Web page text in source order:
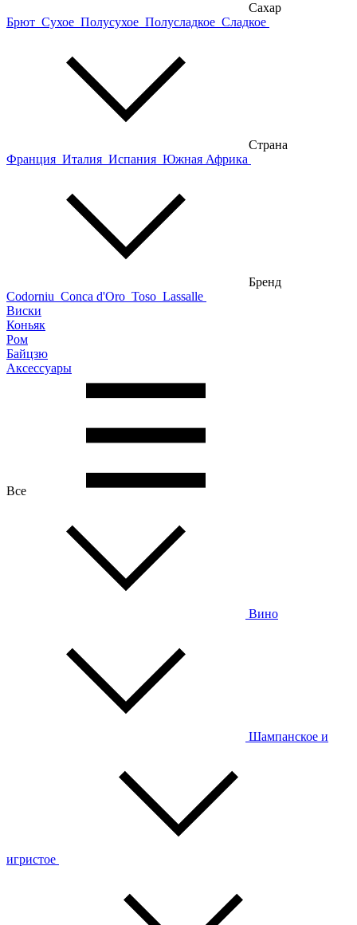
Сахар
Брют Сухое Полусухое Полусладкое Сладкое
Страна
Франция Италия Испания Южная Африка
Бренд
Codorniu Conca d'Oro Toso Lassalle
Виски
Коньяк
Ром
Байцзю
Аксессуары
Все
Вино
Шампанское и
игристое